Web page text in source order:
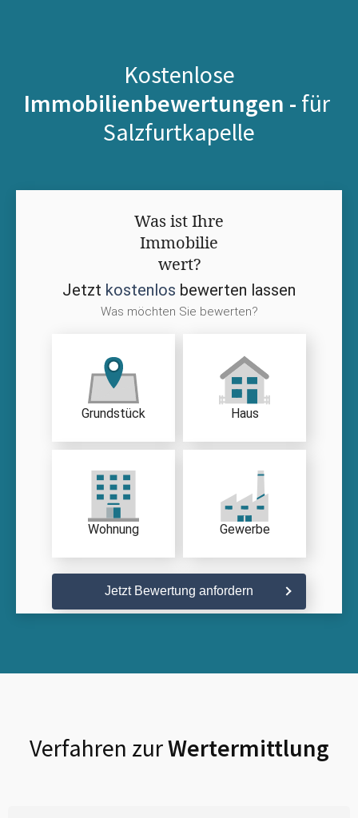
Kostenlose
Immobilienbewertungen - für
Salzfurtkapelle
Was ist Ihre
Immobilie
wert?
Jetzt kostenlos bewerten lassen
Was möchten Sie bewerten?
Grundstück Haus
Wohnung Gewerbe
Jetzt Bewertung anfordern
Verfahren zurWertermittlung